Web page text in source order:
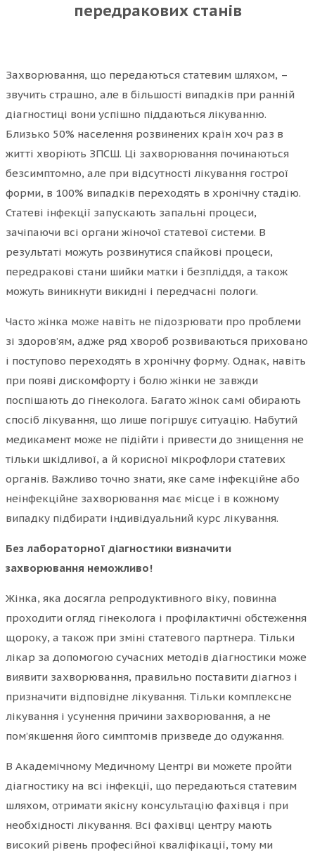
передракових станів
Захворювання, що передаються статевим шляхом, –
звучить страшно, але в більшості випадків при ранній
діагностиці вони успішно піддаються лікуванню.
Близько 50% населення розвинених країн хоч раз в
житті хворіють ЗПСШ. Ці захворювання починаються
безсимптомно, але при відсутності лікування гострої
форми, в 100% випадків переходять в хронічну стадію.
Статеві інфекції запускають запальні процеси,
зачіпаючи всі органи жіночої статевої системи. В
результаті можуть розвинутися спайкові процеси,
передракові стани шийки матки і безпліддя, а також
можуть виникнути викидні і передчасні пологи.
Часто жінка може навіть не підозрювати про проблеми
зі здоров’ям, адже ряд хвороб розвиваються приховано
і поступово переходять в хронічну форму. Однак, навіть
при появі дискомфорту і болю жінки не завжди
поспішають до гінеколога. Багато жінок самі обирають
спосіб лікування, що лише погіршує ситуацію. Набутий
медикамент може не підійти і привести до знищення не
тільки шкідливої, а й корисної мікрофлори статевих
органів. Важливо точно знати, яке саме інфекційне або
неінфекційне захворювання має місце і в кожному
випадку підбирати індивідуальний курс лікування.
Без лабораторної діагностики визначити
захворювання неможливо!
Жінка, яка досягла репродуктивного віку, повинна
проходити огляд гінеколога і профілактичні обстеження
щороку, а також при зміні статевого партнера. Тільки
лікар за допомогою сучасних методів діагностики може
виявити захворювання, правильно поставити діагноз і
призначити відповідне лікування. Тільки комплексне
лікування і усунення причини захворювання, а не
пом’якшення його симптомів призведе до одужання.
В Академічному Медичному Центрі ви можете пройти
діагностику на всі інфекції, що передаються статевим
шляхом, отримати якісну консультацію фахівця і при
необхідності лікування. Всі фахівці центру мають
високий рівень професійної кваліфікації, тому ми